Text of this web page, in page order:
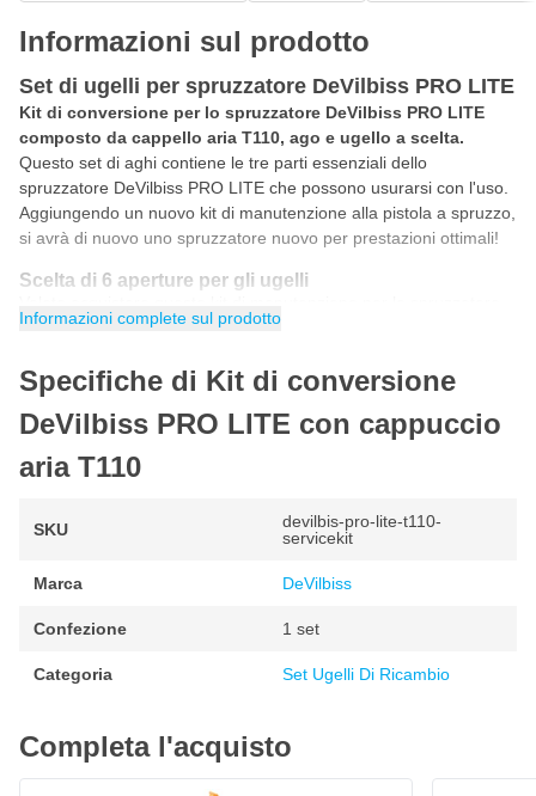
Informazioni sul prodotto
Set di ugelli per spruzzatore DeVilbiss PRO LITE
Kit di conversione per lo spruzzatore DeVilbiss PRO LITE
composto da cappello aria T110, ago e ugello a scelta.
Questo set di aghi contiene le tre parti essenziali dello
spruzzatore DeVilbiss PRO LITE che possono usurarsi con l'uso.
Aggiungendo un nuovo kit di manutenzione alla pistola a spruzzo,
si avrà di nuovo uno spruzzatore nuovo per prestazioni ottimali!
Scelta di 6 aperture per gli ugelli
DeVilbiss PRO LITE? Allora potete scegliere tra tre diverse
spruzzare, scegliete l'apertura dell'ugello che preferite.
1,2 mm
1,3 mm
1,6 mm
Informazioni complete sul prodotto
Specifiche di Kit di conversione
DeVilbiss PRO LITE con cappuccio
aria T110
SKU
devilbis-pro-lite-t110-
servicekit
Marca DeVilbiss
Confezione 1 set
Categoria Set Ugelli Di Ricambio
Completa l'acquisto